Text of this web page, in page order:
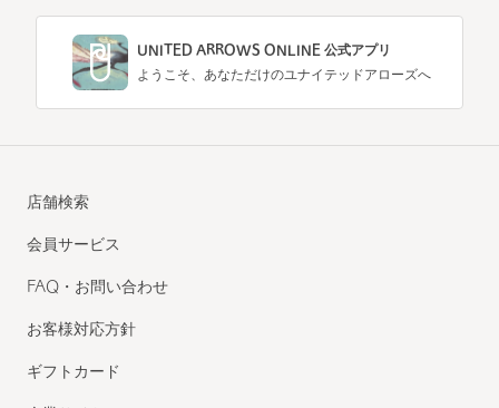
UNITED ARROWS ONLINE 公式アプリ
ようこそ、あなただけのユナイテッドアローズへ
店舗検索
会員サービス
FAQ・お問い合わせ
お客様対応方針
ギフトカード